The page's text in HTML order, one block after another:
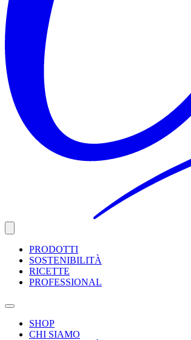
PRODOTTI
SOSTENIBILITÀ
RICETTE
PROFESSIONAL
SHOP
CHI SIAMO